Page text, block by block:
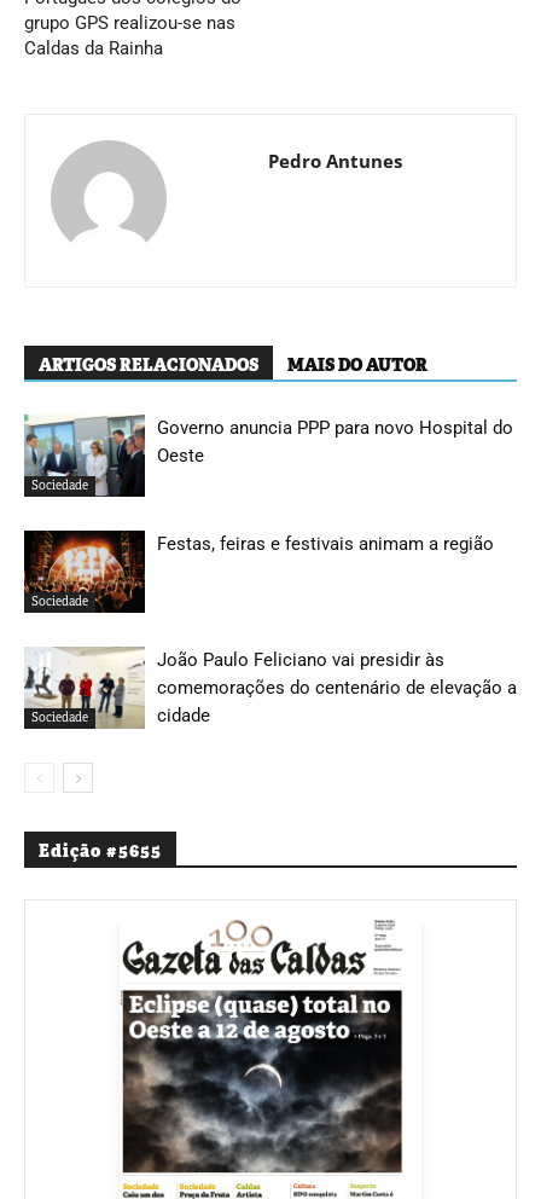
grupo GPS realizou-se nas
Caldas da Rainha
Pedro Antunes
ARTIGOS RELACIONADOS MAIS DO AUTOR
Sociedade
Governo anuncia PPP para novo Hospital do
Oeste
Sociedade
Festas, feiras e festivais animam a região
Sociedade
João Paulo Feliciano vai presidir às
comemorações do centenário de elevação a
cidade
Edição #5655